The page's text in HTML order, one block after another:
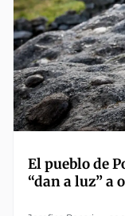
El pueblo de
“dan a luz” a